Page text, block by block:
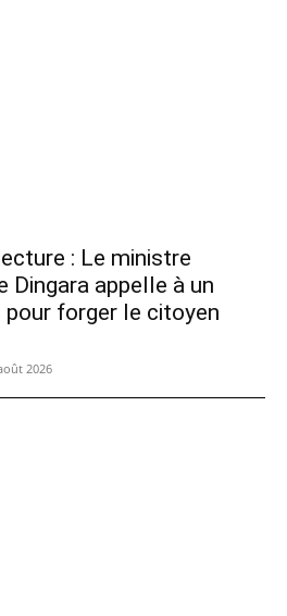
: Le ministre
Dingara appelle à un
forger le citoyen
2026